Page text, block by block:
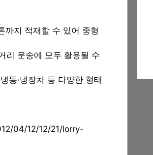
지 적재할 수 있어 중형
리 운송에 모두 활용될 수
동·냉장차 등 다양한 형태
04/12/12/21/lorry-